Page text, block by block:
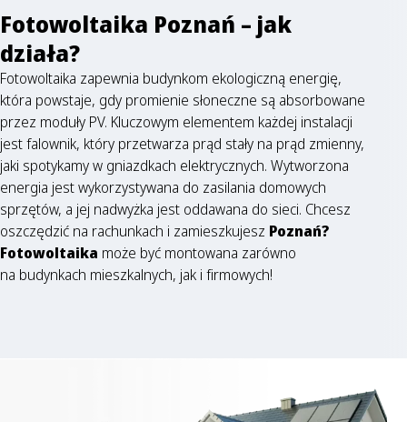
Fotowoltaika Poznań – jak
działa?
Fotowoltaika zapewnia budynkom ekologiczną energię,
która powstaje, gdy promienie słoneczne są absorbowane
przez moduły PV. Kluczowym elementem każdej instalacji
jest falownik, który przetwarza prąd stały na prąd zmienny,
jaki spotykamy w gniazdkach elektrycznych. Wytworzona
energia jest wykorzystywana do zasilania domowych
sprzętów, a jej nadwyżka jest oddawana do sieci. Chcesz
oszczędzić na rachunkach i zamieszkujesz Poznań?
Fotowoltaika może być montowana zarówno
na budynkach mieszkalnych, jak i firmowych!